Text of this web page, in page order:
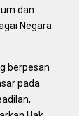
dan
Negara
berpesan
pada